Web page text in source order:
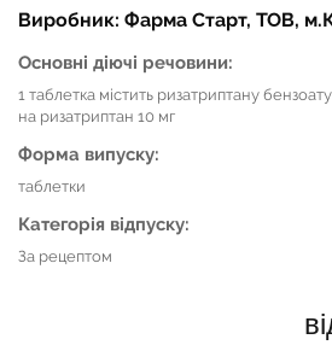
Виробник: Фарма Старт, ТОВ,
Основні діючі речовини:
1 таблетка містить ризатриптану
на ризатриптан 10 мг
Форма випуску:
таблетки
Категорія відпуску:
За рецептом